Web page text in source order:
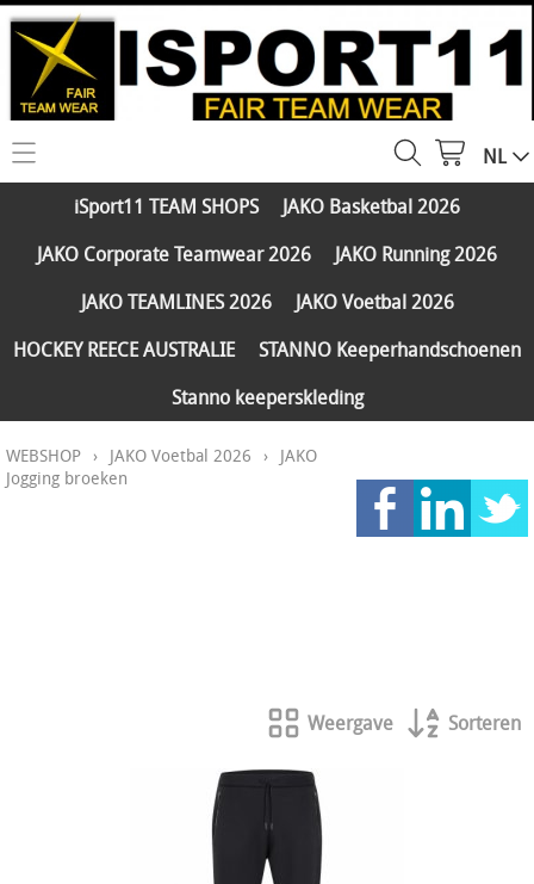
HOME
WEBSHOP
JAKO Running 2026
JAKO TEAMLINES 2026
PARTNERS
Klantengroepen
CONTACT
NL
iSport11 TEAM SHOPS
JAKO Basketbal 2026
JAKO Corporate Teamwear 2026
JAKO Running 2026
JAKO TEAMLINES 2026
JAKO Voetbal 2026
HOCKEY REECE AUSTRALIE
STANNO Keeperhandschoenen
Stanno keeperskleding
WEBSHOP › JAKO Voetbal 2026 › JAKO
Jogging broeken
Weergave Sorteren